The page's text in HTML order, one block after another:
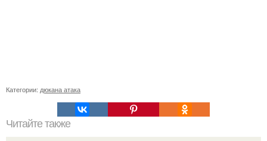
Категории: дюкана атака
Читайте также